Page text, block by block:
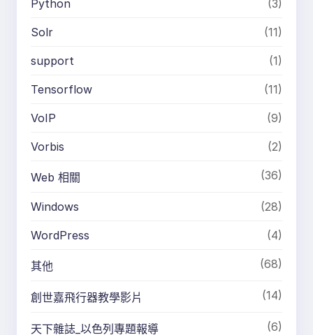
Python (3)
Solr (11)
support (1)
Tensorflow (11)
VoIP (9)
Vorbis (2)
Web 相關 (36)
Windows (28)
WordPress (4)
其他 (68)
創世嘉飛行器教學影片 (14)
天下雜誌_以色列專題報導 (6)